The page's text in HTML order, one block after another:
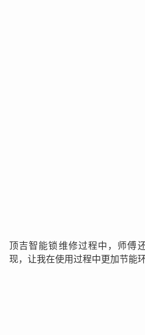
顶吉智能锁维修过程中，师傅
现，让我在使用过程中更加节能环